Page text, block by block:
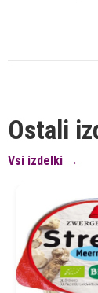
Ostali
Vsi izdelki →